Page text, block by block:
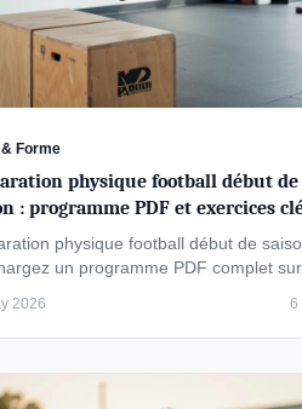
Forme
physique football début de
: programme PDF et exercices
physique football début de
un programme PDF complet sur
2026 6